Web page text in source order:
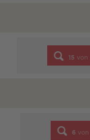
15 von
6 von